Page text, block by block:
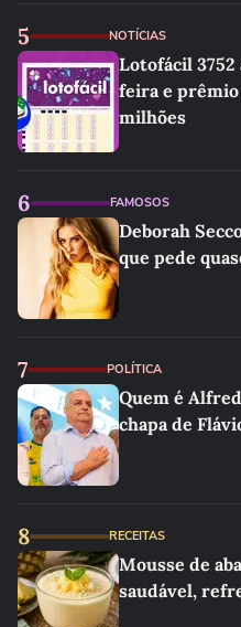
5 NOTÍCIAS
Lotofácil 3752
feira e prêmio
milhões
6 FAMOSOS
Deborah
que pede
7 POLÍTICA
Quem é
chapa de
8 RECEITAS
Mousse de
saudável,